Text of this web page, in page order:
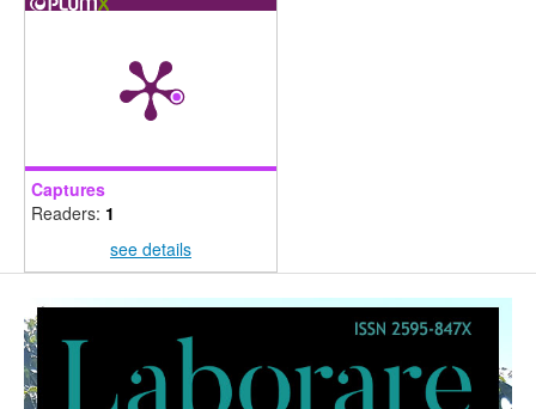
Captures
Readers: 1
see details